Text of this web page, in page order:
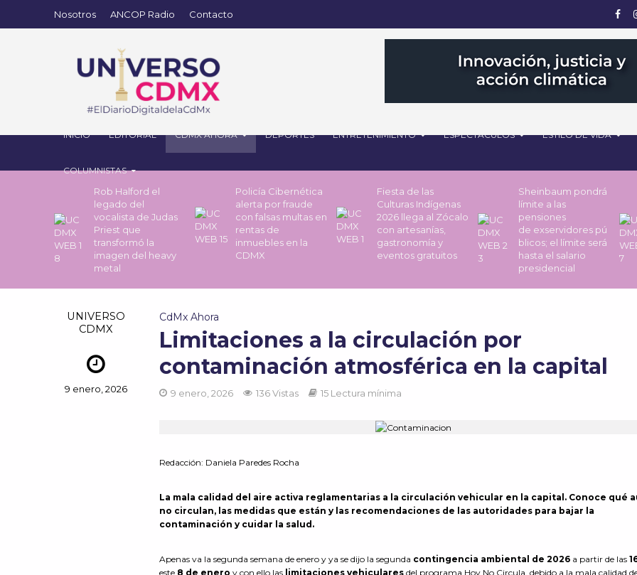
Nosotros ANCOP Radio Contacto
INICIO EDITORIAL CDMX AHORA DEPORTES ENTRETENIMIENTO ESPECTÁCULOS ESTILO DE VIDA
COLUMNISTAS
Rob Halford el
legado del
vocalista de Judas
Priest que
transformó la
imagen del heavy
metal
Policía Cibernética
alerta por fraude
con falsas multas en
rentas de
inmuebles en la
CDMX
Fiesta de las
Culturas Indígenas
2026 llega al Zócalo
con artesanías,
gastronomía y
eventos gratuitos
Sheinbaum pondrá
límite a las
pensiones
de exservidores pú
blicos; el límite será
hasta el salario
presidencial
UNIVERSO
CDMX
9 enero, 2026
CdMx Ahora
Limitaciones a la circulación por
contaminación atmosférica en la capital
9 enero, 2026 136 Vistas 15 Lectura mínima
Redacción: Daniela Paredes Rocha
La mala calidad del aire activa reglamentarias a la circulación vehicular en la capital. Conoce qué
no circulan, las medidas que están y las recomendaciones de las autoridades para bajar la
contaminación y cuidar la salud.
Apenas va la segunda semana de enero y ya se dijo la segunda contingencia ambiental de 2026 a partir de las
este 8 de eneroy con ello las limitaciones vehiculares del programa Hoy No Circula, debido a la mala calidad